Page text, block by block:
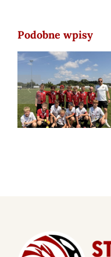
Podobne wpisy
2026-06-21 STS
CUP 2026